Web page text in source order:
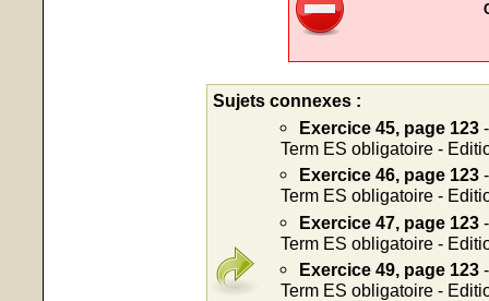
Sujets connexes :
Exercice 45, page 123
Term ES obligatoire -
Exercice 46, page 123
Term ES obligatoire -
Exercice 47, page 123
Term ES obligatoire -
Exercice 49, page 123
Term ES obligatoire -